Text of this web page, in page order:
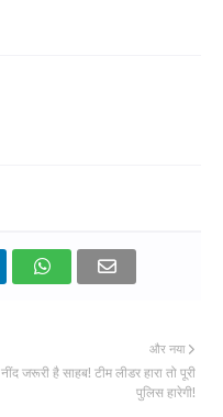
और नया
नींद जरूरी है साहब! टीम लीडर हारा तो पूरी
पुलिस हारेगी!